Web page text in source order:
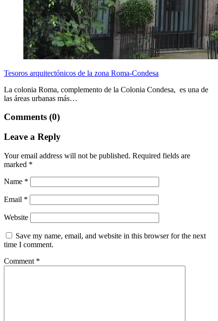
Tesoros arquitectónicos de la zona Roma-Condesa
La colonia Roma, complemento de la Colonia Condesa, es una de
las áreas urbanas más…
Comments (0)
Leave a Reply
Your email address will not be published. Required fields are
marked *
Name *
Email *
Website
Save my name, email, and website in this browser for the next
time I comment.
Comment *